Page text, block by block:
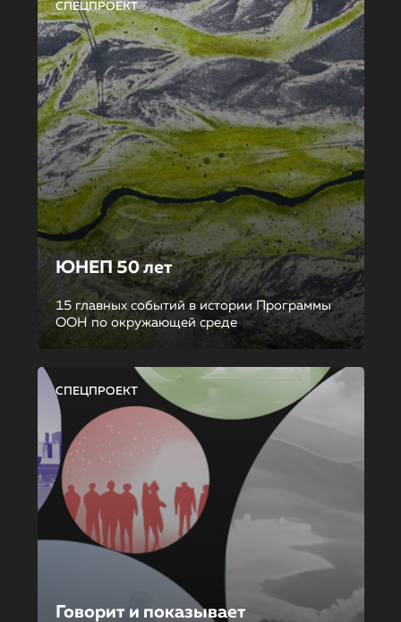
СПЕЦПРОЕКТ
ЮНЕП 50 лет
15 главных событий в истории Программы
ООН по окружающей среде
СПЕЦПРОЕКТ
Говорит и показывает